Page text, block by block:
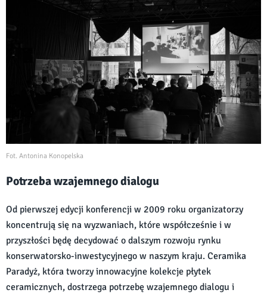
Fot. Antonina Konopelska
Potrzeba wzajemnego dialogu
Od pierwszej edycji konferencji w 2009 roku organizatorzy
koncentrują się na wyzwaniach, które współcześnie i w
przyszłości będę decydować o dalszym rozwoju rynku
konserwatorsko-inwestycyjnego w naszym kraju. Ceramika
Paradyż, która tworzy innowacyjne kolekcje płytek
ceramicznych, dostrzega potrzebę wzajemnego dialogu i